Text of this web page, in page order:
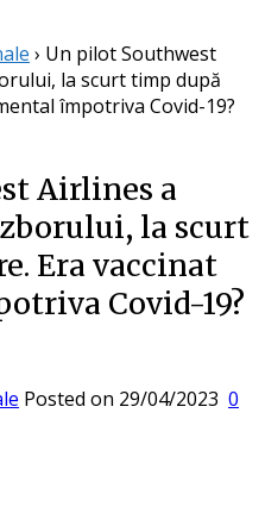
› Un pilot Southwest
la scurt timp după
împotriva Covid-19?
Airlines a
la scurt
Era vaccinat
Covid-19?
Posted on 29/04/2023 0